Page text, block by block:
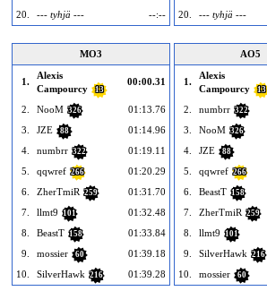
20.
--- tyhjä --- --:--
20.
--- tyhjä ---
MO3
1.
Alexis
Campourcy
13
00:00.31
2. NooM 326
01:13.76
3.
JZE 88
01:14.96
4.
numbrr 322
01:19.11
5.
qqwref 266
01:20.29
6.
ZherTmiR 259
01:31.70
7.
llmt9 101
01:32.48
8.
BeastT 158
01:33.84
9.
mossier 60
01:39.18
10.
SilverHawk 216 01:39.28
AO5
1.
Alexis
Campourcy
13
2. numbrr 322
3.
NooM 326
4.
JZE 88
5.
qqwref 266
6.
BeastT 158
7.
ZherTmiR 259
8.
llmt9 101
9.
SilverHawk 216
10.
mossier 60